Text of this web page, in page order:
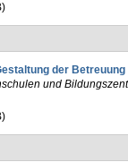
der Betreuung
und